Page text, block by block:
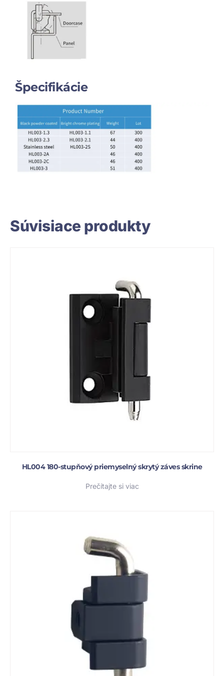
Špecifikácie
Súvisiace produkty
HL004 180-stupňový priemyselný skrytý záves skrine
Prečítajte si viac